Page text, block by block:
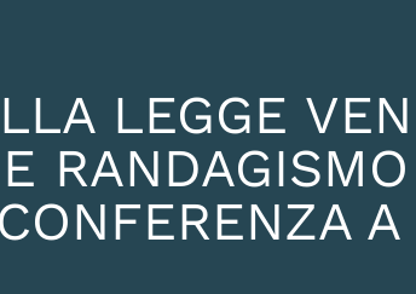
LEGGE
CONFERENZA A